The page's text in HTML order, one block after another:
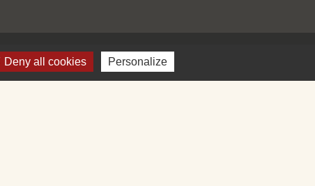
Deny all cookies Personalize